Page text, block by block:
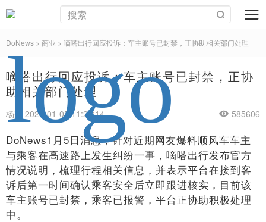
DoNews > 商业 > 嘀嗒出行回应投诉：车主账号已封禁，正协助相关部门处理
嘀嗒出行回应投诉：车主账号已封禁，正协
助相关部门处理
杨亮 2025-01-05 11:28:14 585606
DoNews1月5日消息，针对近期网友爆料顺风车车主
与乘客在高速路上发生纠纷一事，嘀嗒出行发布官方
情况说明，梳理行程相关信息，并表示平台在接到客
诉后第一时间确认乘客安全后立即跟进核实，目前该
车主账号已封禁，乘客已报警，平台正协助积极处理
中。